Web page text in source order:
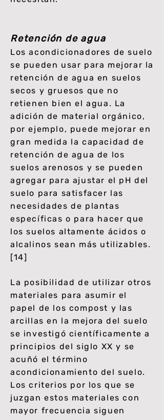
Retención de agua
Los acondicionadores de suelo
se pueden usar para mejorar la
retención de agua en suelos
secos y gruesos que no
retienen bien el agua. La
adición de material orgánico,
por ejemplo, puede mejorar en
gran medida la capacidad de
retención de agua de los
suelos arenosos y se pueden
agregar para ajustar el pH del
suelo para satisfacer las
necesidades de plantas
específicas o para hacer que
los suelos altamente ácidos o
alcalinos sean más utilizables.
[14]
La posibilidad de utilizar otros
materiales para asumir el
papel de los compost y las
arcillas en la mejora del suelo
se investigó científicamente a
principios del siglo XX y se
acuñó el término
acondicionamiento del suelo.
Los criterios por los que se
juzgan estos materiales con
mayor frecuencia siguen